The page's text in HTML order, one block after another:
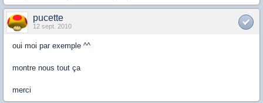
pucette
12 sept. 2010
oui moi par exemple ^^
montre nous tout ça
merci